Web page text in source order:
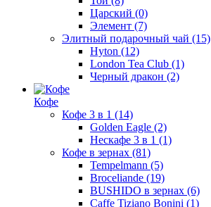
Царский (0)
Элемент (7)
Элитный подарочный чай (15)
Hyton (12)
London Tea Club (1)
Черный дракон (2)
Кофе
Кофе 3 в 1 (14)
Golden Eagle (2)
Нескафе 3 в 1 (1)
Кофе в зернах (81)
Tempelmann (5)
Broceliande (19)
BUSHIDO в зернах (6)
Caffe Tiziano Bonini (1)